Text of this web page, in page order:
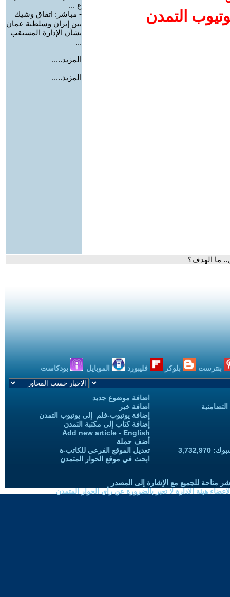
التمدن
ع ...
- مباشر: اتفاق وشيك
بين إيران وسلطنة عمان
بشأن الإدارة المستقب
...
المزيد.....
المزيد.....
ما الهدف؟
بنترست بلوكر فليبورد الموبايل بودكاست
اضافة موضوع جديد
اضافة خبر
إضافة يوتيوب-فلم إلى يوتيوب التمدن
إضافة كتاب إلى مكتبة التمدن
Add new article - English
أضف حملة
تعديل الموقع الفرعي للكاتب-ة
ابحث في موقع الحوار المتمدن
متاحة للجميع مع الإشارة إلى المصدر
هيئة الادارة لا تعبر بالضرورة عن رأي الحوار المتمدن